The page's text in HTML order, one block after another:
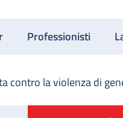
Professionisti
contro la violenza di